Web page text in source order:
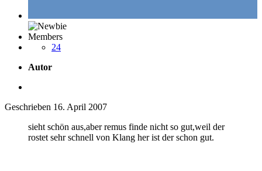
Members
24
Autor
Geschrieben 16. April 2007
sieht schön aus,aber remus finde nicht so gut,weil der
rostet sehr schnell von Klang her ist der schon gut.